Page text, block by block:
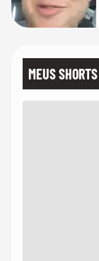
MEUS SHORTS